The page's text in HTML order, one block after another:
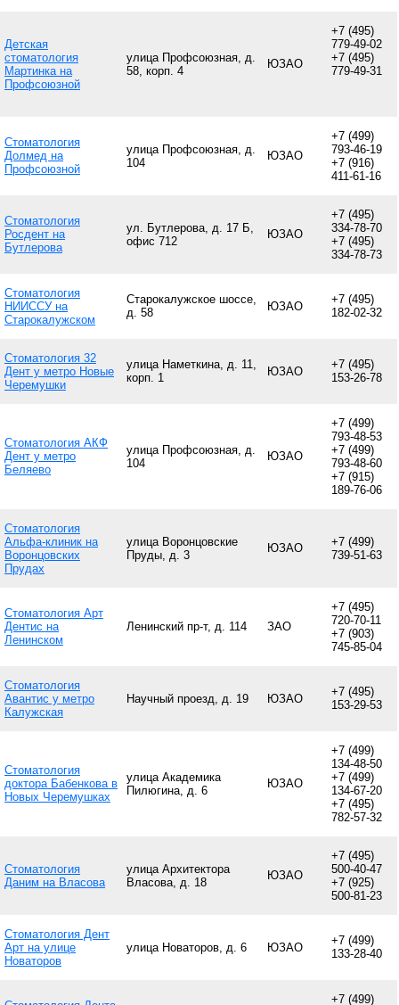
Детская
стоматология
Мартинка на
Профсоюзной
улица Профсоюзная, д.
58, корп. 4
ЮЗАО
+7 (495)
779-49-02
+7 (495)
779-49-31
Стоматология
Долмед на
Профсоюзной
улица Профсоюзная, д.
104
ЮЗАО
+7 (499)
793-46-19
+7 (916)
411-61-16
Стоматология
Росдент на
Бутлерова
ул. Бутлерова, д. 17 Б,
офис 712
ЮЗАО
+7 (495)
334-78-70
+7 (495)
334-78-73
Стоматология
НИИССУ на
Старокалужском
Старокалужское шоссе,
д. 58
ЮЗАО
+7 (495)
182-02-32
Стоматология 32
Дент у метро Новые
Черемушки
улица Наметкина, д. 11,
корп. 1
ЮЗАО
+7 (495)
153-26-78
Стоматология АКФ
Дент у метро
Беляево
улица Профсоюзная, д.
104
ЮЗАО
+7 (499)
793-48-53
+7 (499)
793-48-60
+7 (915)
189-76-06
Стоматология
Альфа-клиник на
Воронцовских
Прудах
улица Воронцовские
Пруды, д. 3
ЮЗАО
+7 (499)
739-51-63
Стоматология Арт
Дентис на
Ленинском
Ленинский пр-т, д. 114 ЗАО
+7 (495)
720-70-11
+7 (903)
745-85-04
Стоматология
Авантис у метро
Калужская
Научный проезд, д. 19 ЮЗАО
+7 (495)
153-29-53
Стоматология
доктора Бабенкова в
Новых Черемушках
улица Академика
Пилюгина, д. 6
ЮЗАО
+7 (499)
134-48-50
+7 (499)
134-67-20
+7 (495)
782-57-32
Стоматология
Даним на Власова
улица Архитектора
Власова, д. 18
ЮЗАО
+7 (495)
500-40-47
+7 (925)
500-81-23
Стоматология Дент
Арт на улице
Новаторов
улица Новаторов, д. 6 ЮЗАО
+7 (499)
133-28-40
+7 (499)